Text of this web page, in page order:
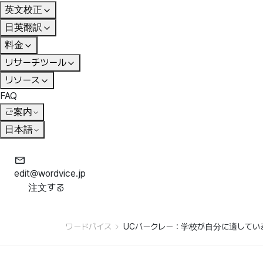
英文校正
日英翻訳
料金
リサーチツール
リソース
FAQ
ご案内
日本語
edit@wordvice.jp
注文する
ワードバイス UCバークレー：学校が自分に適して